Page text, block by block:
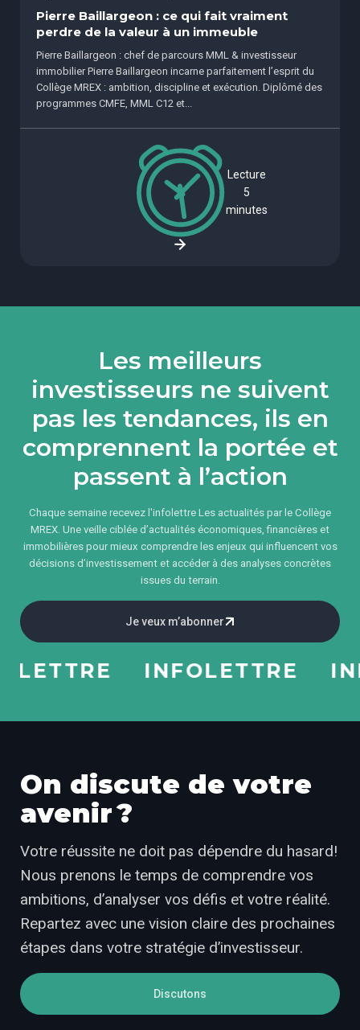
Pierre Baillargeon : ce qui fait vraiment
perdre de la valeur à un immeuble
Pierre Baillargeon : chef de parcours MML & investisseur
immobilier Pierre Baillargeon incarne parfaitement l’esprit du
Collège MREX : ambition, discipline et exécution. Diplômé des
programmes CMFE, MML C12 et...
Lecture
5
minutes
Les meilleurs
investisseurs ne suivent
pas les tendances, ils en
comprennent la portée et
passent à l’action
Chaque semaine recevez l'infolettre Les actualités par le Collège
MREX. Une veille ciblée d’actualités économiques, financières et
immobilières pour mieux comprendre les enjeux qui influencent vos
décisions d’investissement et accéder à des analyses concrètes
issues du terrain.
Je veux m’abonner
INFOLETTRE
On discute de votre
avenir ?
Votre réussite ne doit pas dépendre du hasard!
Nous prenons le temps de comprendre vos
ambitions, d’analyser vos défis et votre réalité.
Repartez avec une vision claire des prochaines
étapes dans votre stratégie d’investisseur.
Discutons